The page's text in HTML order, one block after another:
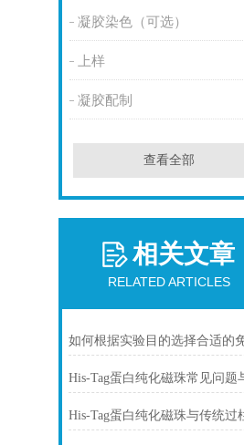
凝胶染色（可选）
上样
凝胶配制
查看全部
相关文章
RELATED ARTICLES